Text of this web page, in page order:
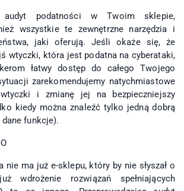
audyt podatności w Twoim sklepie,
wszystkie te zewnętrzne narzędzia i
jaki oferują. Jeśli okaże się, że
wtyczki, która jest podatna na cyberataki,
łatwy dostęp do całego Twojego
zarekomendujemy natychmiastowe
i zmianę jej na bezpieczniejszy
kiedy można znaleźć tylko jedną dobrą
funkcje).
nie ma już e-sklepu, który by nie słyszał o
wdrożenie rozwiązań spełniających